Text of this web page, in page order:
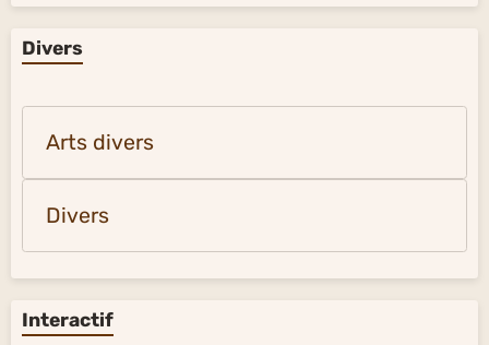
Divers
Arts divers
Divers
Interactif